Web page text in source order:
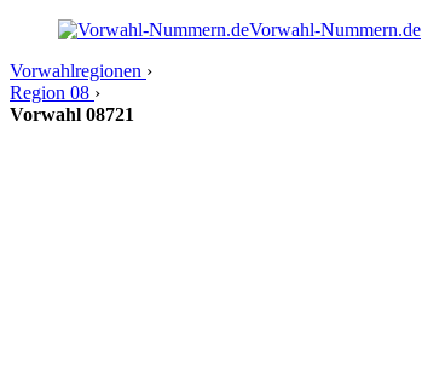
Vorwahl-Nummern.de
Vorwahlregionen ›
Region 08 ›
Vorwahl 08721